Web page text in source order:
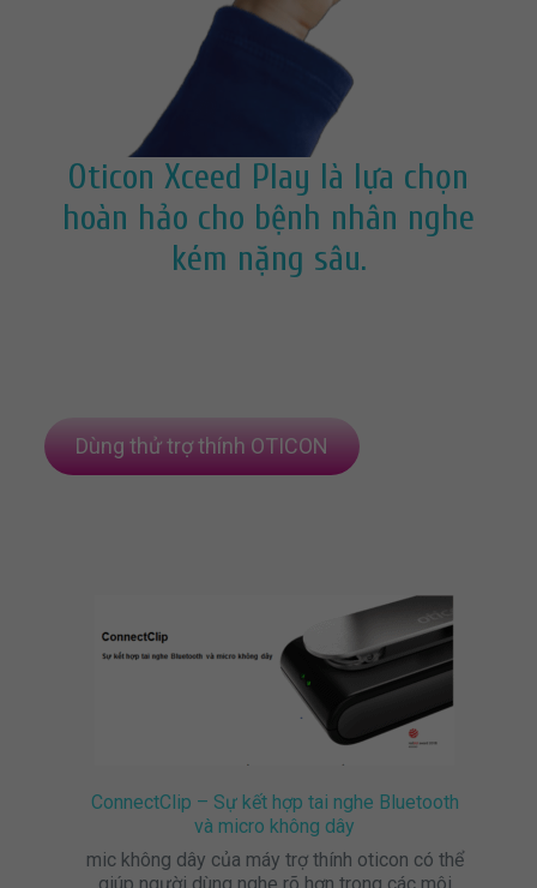
Oticon Xceed Play là lựa chọn
hoàn hảo cho bệnh nhân nghe
kém nặng sâu.
Dùng thử trợ thính OTICON
ConnectClip – Sự kết hợp tai nghe Bluetooth
và micro không dây
mic không dây của máy trợ thính oticon có thể